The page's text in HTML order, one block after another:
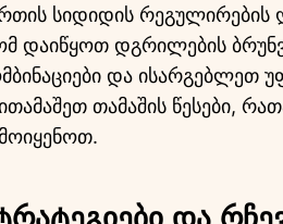
სიდიდის რეგულირების
დაიწყოთ დგრილების
და ისარგებლეთ
თამაშის წესები,